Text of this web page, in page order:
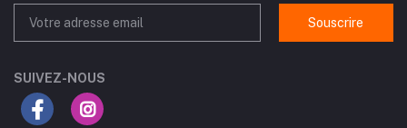
Souscrire
SUIVEZ-NOUS